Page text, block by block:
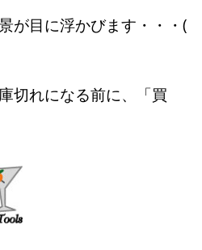
が目に浮かびます・・・(
切れになる前に、「買